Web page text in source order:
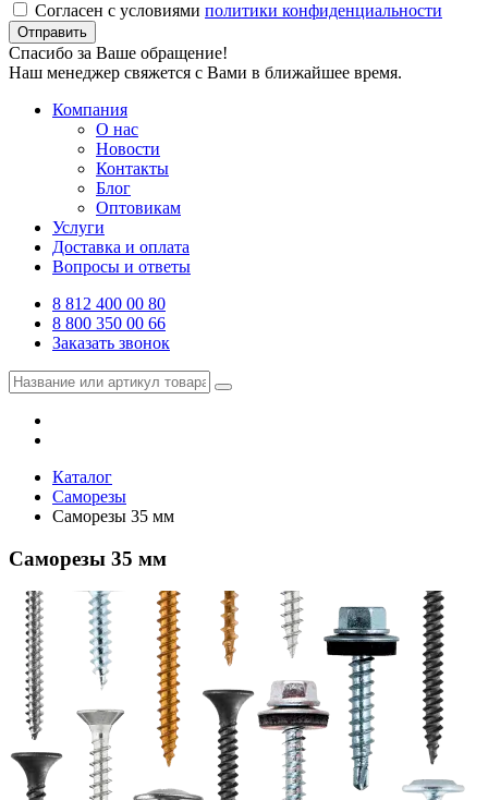
Согласен с условиями политики конфиденциальности
Отправить
Спасибо за Ваше обращение!
Наш менеджер свяжется с Вами в ближайшее время.
Компания
О нас
Новости
Контакты
Блог
Оптовикам
Услуги
Доставка и оплата
Вопросы и ответы
8 812 400 00 80
8 800 350 00 66
Заказать звонок
Каталог
Саморезы
Саморезы 35 мм
Саморезы 35 мм